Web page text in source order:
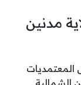
مدنين
المعتمديات